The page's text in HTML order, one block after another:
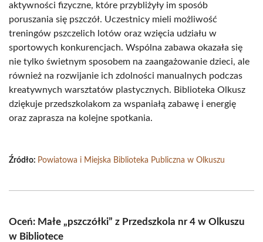
aktywności fizyczne, które przybliżyły im sposób
poruszania się pszczół. Uczestnicy mieli możliwość
treningów pszczelich lotów oraz wzięcia udziału w
sportowych konkurencjach. Wspólna zabawa okazała się
nie tylko świetnym sposobem na zaangażowanie dzieci, ale
również na rozwijanie ich zdolności manualnych podczas
kreatywnych warsztatów plastycznych. Biblioteka Olkusz
dziękuje przedszkolakom za wspaniałą zabawę i energię
oraz zaprasza na kolejne spotkania.
Źródło: Powiatowa i Miejska Biblioteka Publiczna w Olkuszu
Oceń: Małe „pszczółki” z Przedszkola nr 4 w Olkuszu
w Bibliotece